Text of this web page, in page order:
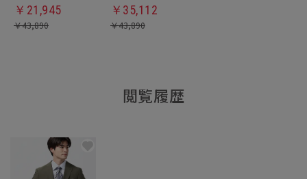
￥ 21,945
￥43,890
￥ 35,112
￥43,890
閲覧履歴